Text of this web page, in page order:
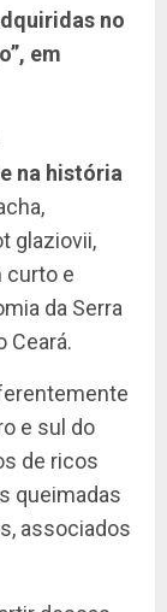
no
em
na história
glaziovii,
curto e
da Serra
Ceará.
e sul do
de ricos
queimadas
associados